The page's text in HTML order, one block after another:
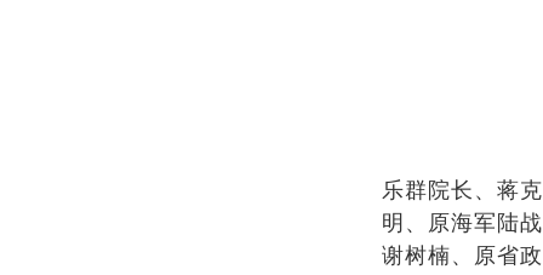
乐群院长、蒋
明、原海军陆
谢树楠、原省